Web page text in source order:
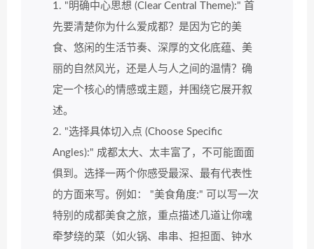
1. "明确中心思想 (Clear Central Theme):" 首
先要清楚你为什么爱成都？是因为它的美
食、悠闲的生活节奏、深厚的文化底蕴、美
丽的自然风光，还是人与人之间的温情？确
定一个核心的情感或主题，并围绕它展开叙
述。
2. "选择具体切入点 (Choose Specific
Angles):" 成都太大、太丰富了，不可能面面
俱到。选择一两个你感受最深、最有代表性
的方面来写。例如： "美食角度:" 可以写一次
特别的成都美食之旅，重点描述几道让你魂
牵梦绕的菜（如火锅、串串、担担面、钟水